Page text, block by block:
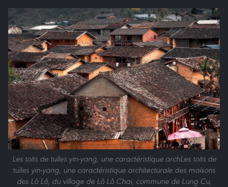
Les toits de tuiles yin-yang, une caractéristique archLes toits de
tuiles yin-yang, une caractéristique architecturale des maisons
des Lô Lô, du village de Lô Lô Chai, commune de Lung Cu,